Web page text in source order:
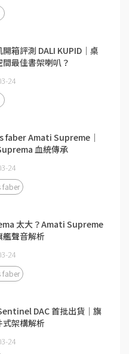
箱評測 DALI KUPID｜桌
間最佳書架喇叭？
24
faber Amati Supreme｜
血統傳承
24
faber
太大？Amati Supreme
艦聲音解析
24
faber
DAC 首批出貨｜旗
式架構解析
24